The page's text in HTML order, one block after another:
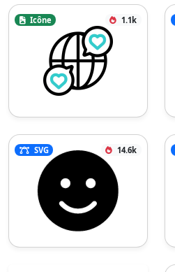
Icône 1.1k
SVG 14.6k